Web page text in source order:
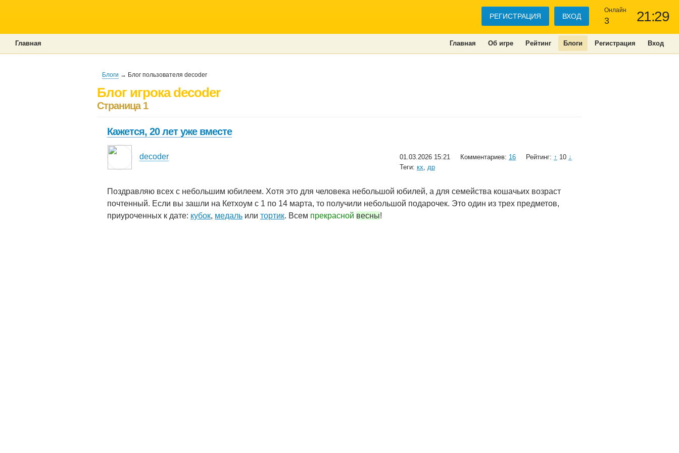
21:29
Онлайн
3
РЕГИСТРАЦИЯ ВХОД
Главная Об игре Рейтинг Блоги Регистрация Вход
Главная
Блоги → Блог пользователя decoder
Блог игрока decoder
Страница 1
Кажется, 20 лет уже вместе
decoder 01.03.2026 15:21 Комментариев: 16 Рейтинг: ↑ 10 ↓
Теги: кх, др
Поздравляю всех с небольшим юбилеем. Хотя это для человека небольшой юбилей, а для семейства кошачьих возраст
почтенный. Если вы зашли на Кетхоум с 1 по 14 марта, то получили небольшой подарочек. Это один из трех предметов,
приуроченных к дате: кубок, медаль или тортик. Всем прекрасной весны!